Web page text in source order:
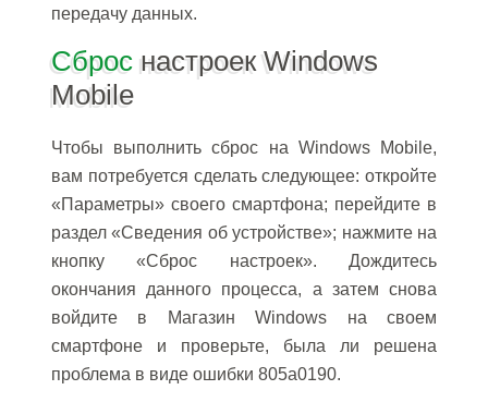
передачу данных.
Сброснастроек Windows
Mobile
Чтобы выполнить сброс на Windows Mobile,
вам потребуется сделать следующее: откройте
«Параметры» своего смартфона; перейдите в
раздел «Сведения об устройстве»; нажмите на
кнопку «Сброс настроек». Дождитесь
окончания данного процесса, а затем снова
войдите в Магазин Windows на своем
смартфоне и проверьте, была ли решена
проблема в виде ошибки 805a0190.